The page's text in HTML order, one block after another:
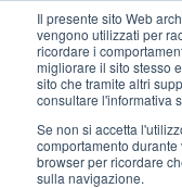
Il presente sito Web
vengono utilizzati per
ricordare i
migliorare il sito stesso
sito che tramite altri
consultare l'informativa
Se non si accetta
comportamento
browser per ricordare
sulla navigazione.